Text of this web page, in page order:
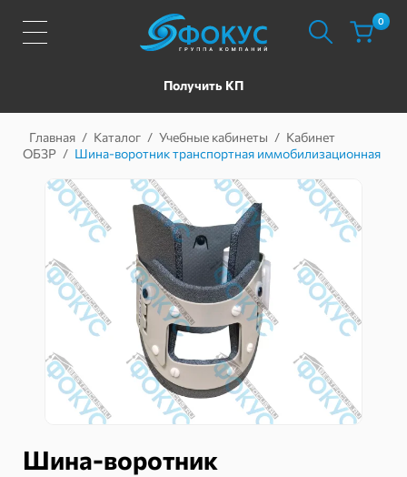
Получить КП
0
Главная / Каталог / Учебные кабинеты / Кабинет
ОБЗР / Шина-воротник транспортная иммобилизационная
Шина-воротник